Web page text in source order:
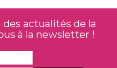
actualités de la
à la newsletter !